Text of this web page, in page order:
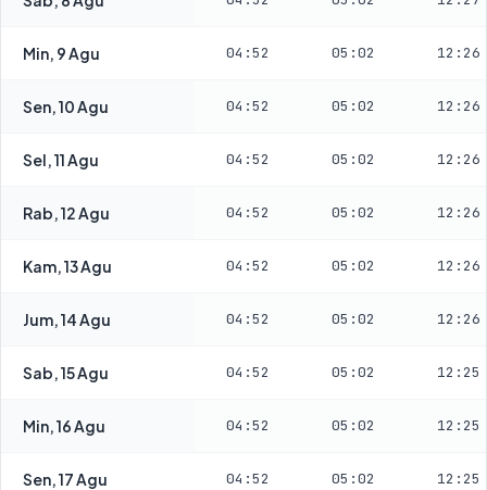
Min, 9 Agu 04:52 05:02 12:26
Sen, 10 Agu 04:52 05:02 12:26
Sel, 11 Agu 04:52 05:02 12:26
Rab, 12 Agu 04:52 05:02 12:26
Kam, 13 Agu 04:52 05:02 12:26
Jum, 14 Agu 04:52 05:02 12:26
Sab, 15 Agu 04:52 05:02 12:25
Min, 16 Agu 04:52 05:02 12:25
Sen, 17 Agu 04:52 05:02 12:25